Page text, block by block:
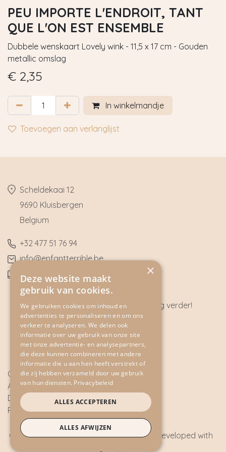
PEU IMPORTE L'ENDROIT, TANT
QUE L'ON EST ENSEMBLE
Dubbele wenskaart Lovely wink - 11,5 x 17 cm - Gouden
metallic omslag
€ 2,35
In winkelmandje
Toevoegen aan verlanglijst
​Scheldekaai 12
9690 Kluisbergen
​Belgium
​+32 477 51 76 94
​info@enfantterrible.be
BE0636790746
Heeft u vragen? Wij helpen u graag verder!
CONTACT
Cookie Policy
Algemene voorwaarden
Disclaimer
Privacy Policy
Copyright © 2026 - All rights reserved - Developed with
×
Deze website maakt
gebruik van cookies.
We gebruiken cookies om inhoud en
advertenties te personaliseren en om ons
verkeer te analyseren. We delen ook
informatie over uw gebruik van onze site
met onze advertentie- en analysepartners,
die deze kunnen combineren met andere
informatie die u aan hen heeft verstrekt of
die zij hebben verzameld door uw gebruik
van hun diensten. Privacybeleid
ALLES ACCEPTEREN
ALLES AFWIJZEN